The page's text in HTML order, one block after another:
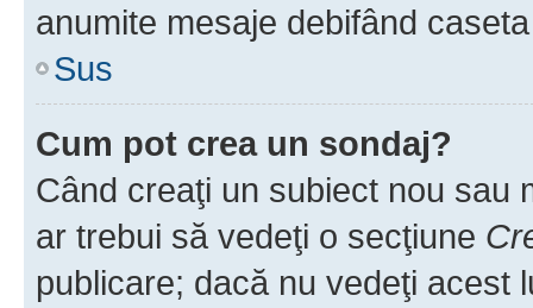
anumite mesaje debifând
Sus
Cum pot crea un sondaj?
Când creaţi un subiect nou sau
ar trebui să vedeţi o secţiune
publicare; dacă nu vedeţi acest